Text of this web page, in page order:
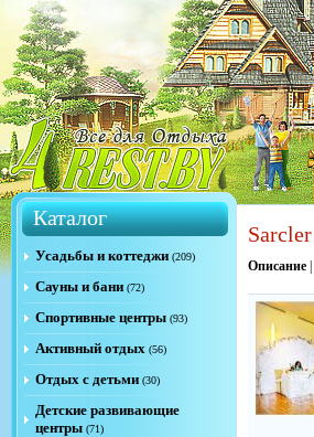
Каталог
Усадьбы и коттеджи (209)
Сауны и бани (72)
Спортивные центры (93)
Активный отдых (56)
Отдых с детьми (30)
Детские развивающие
центры (71)
Sarcler
Описание